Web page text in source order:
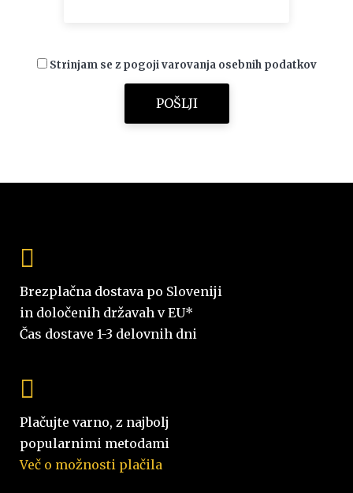
Strinjam se z pogoji varovanja osebnih podatkov
Brezplačna dostava po Sloveniji
in določenih državah v EU*
Čas dostave 1-3 delovnih dni
Plačujte varno, z najbolj
popularnimi metodami
Več o možnosti plačila